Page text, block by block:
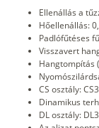
Ellenállás a
Hőellenállás:
Padlófűtéses
Visszavert
Hangtompítás
CS osztály: CS3
Dinamikus
DL osztály: DL3